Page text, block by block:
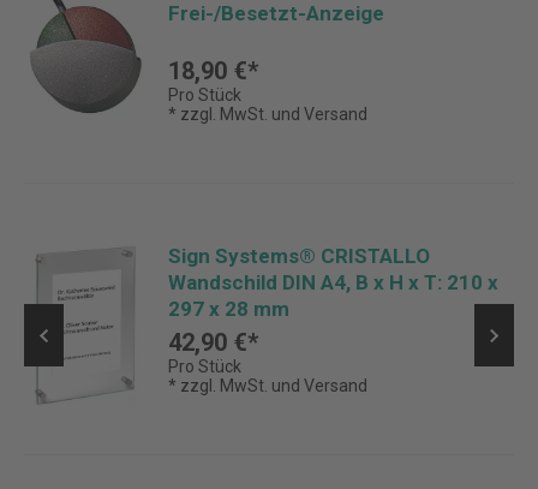
Frei-/Besetzt-Anzeige
18,90 €*
Pro Stück
* zzgl. MwSt. und Versand
Sign Systems® CRISTALLO
Wandschild DIN A4, B x H x T: 210 x
297 x 28 mm
42,90 €*
Pro Stück
* zzgl. MwSt. und Versand